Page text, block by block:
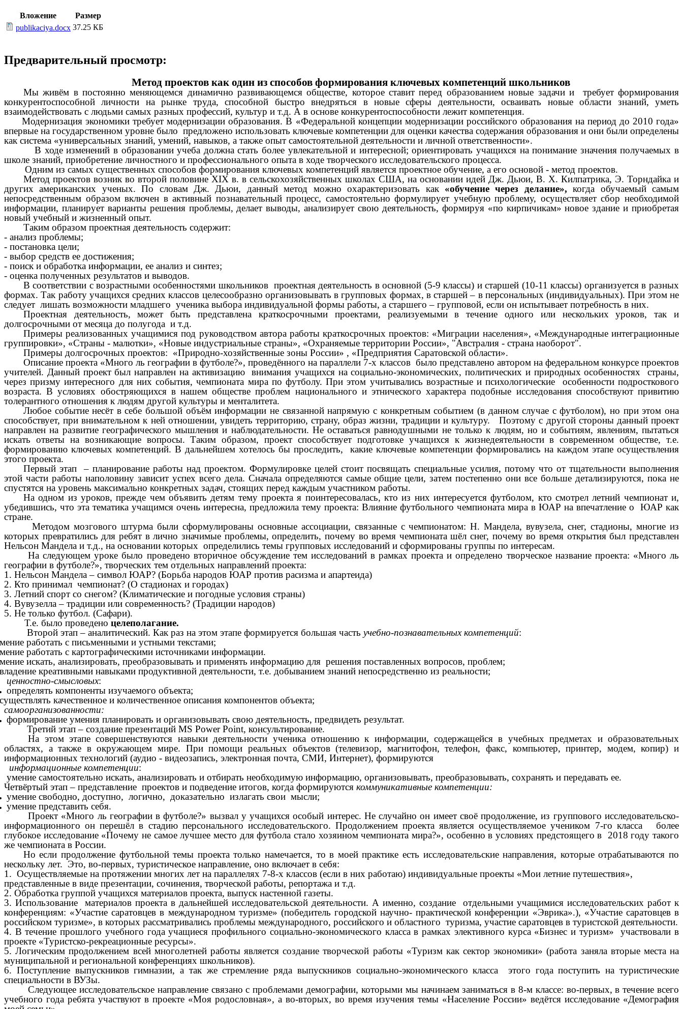
Вложение
Размер
publikaciya.docx 37.25 КБ
Предварительный просмотр:
Метод проектов как один из способов формирования ключевых компетенций школьников
Мы живём в постоянно меняющемся динамично развивающемся обществе, которое ставит перед образованием новые задачи и требует формирования
конкурентоспособной личности на рынке труда, способной быстро внедряться в новые сферы деятельности, осваивать новые области знаний, уметь
взаимодействовать с людьми самых разных профессий, культур и т.д. А в основе конкурентоспособности лежит компетенция.
Модернизация экономики требует модернизации образования.В «Федеральной концепции модернизации российского образования на период до 2010 года»
впервые на государственном уровне было предложено использовать ключевые компетенции для оценки качества содержания образования и они были определены
как система «универсальных знаний, умений, навыков, а также опыт самостоятельной деятельности и личной ответственности».
ходе изменений в образовании учеба должна стать более увлекательной и интересной; ориентировать учащихся на понимание значения получаемых в
школе знаний, приобретение личностного и профессионального опыта в ходе творческого исследовательского процесса.
Одним из самых существенных способов формирования ключевых компетенций является проектное обучение, а его основой - метод проектов.
Метод проектов возник во второй половине XIX в. в сельскохозяйственных школах США, на основании идей Дж. Дьюи, В. Х. Килпатрика, Э. Торндайка и
других американских ученых. По словам Дж. Дьюи, данный метод можно охарактеризовать как «обучение через делание», когда обучаемый самым
непосредственным образом включен в активный познавательный процесс, самостоятельно формулирует учебную проблему, осуществляет сбор необходимой
информации, планирует варианты решения проблемы, делает выводы, анализирует свою деятельность, формируя «по кирпичикам» новое здание и приобретая
новый учебный и жизненный опыт.
Таким образом проектная деятельность содержит:
- анализ проблемы;
- постановка цели;
- выбор средств ее достижения;
- поиск и обработка информации, ее анализ и синтез;
- оценка полученных результатов и выводов.
В соответствии с возрастными особенностями школьников проектная деятельность в основной (5-9 классы) и старшей (10-11 классы) организуется в разных
формах. Так работу учащихся средних классов целесообразно организовывать в групповых формах, в старшей – в персональных (индивидуальных). При этом не
следует лишать возможности младшего ученика выбора индивидуальной формы работы, а старшего – групповой, если он испытывает потребность в них.
Проектная деятельность, может быть представлена краткосрочными проектами, реализуемыми в течение одного или нескольких уроков, так и
долгосрочными от месяца до полугода и т.д.
Примеры реализованных учащимися под руководством автора работы краткосрочных проектов: «Миграции населения», «Международные интеграционные
группировки», «Страны - малютки», «Новые индустриальные страны», «Охраняемые территории России», "Австралия - страна наоборот".
Примеры долгосрочных проектов: «Природно-хозяйственные зоны России» , «Предприятия Саратовской области».
Описание проекта «Много ль географии в футболе?», проведённого на параллели 7-х классов было представлено автором на федеральном конкурсе проектов
учителей. Данный проект был направлен на активизацию внимания учащихся на социально-экономических, политических и природных особенностях страны,
через призму интересного для них события, чемпионата мира по футболу. При этом учитывались возрастные и психологические особенности подросткового
возраста. В условиях обостряющихся в нашем обществе проблем национального и этнического характера подобные исследования способствуют привитию
толерантного отношения к людям другой культуры и менталитета.
Любое событие несёт в себе большой объём информации не связанной напрямую с конкретным событием (в данном случае с футболом), но при этом она
способствует, при внимательном к ней отношении, увидеть территорию, страну, образ жизни, традиции и культуру. Поэтому с другой стороны данный проект
направлен на развитие географического мышления и наблюдательности. Не оставаться равнодушными не только к людям, но и событиям, явлениям, пытаться
искать ответы на возникающие вопросы. Таким образом, проект способствует подготовке учащихся к жизнедеятельности в современном обществе, т.е.
формированию ключевых компетенций. В дальнейшем хотелось бы проследить, какие ключевые компетенции формировались на каждом этапе осуществления
этого проекта.
Первый этап – планирование работы над проектом. Формулировке целей стоит посвящать специальные усилия, потому что от тщательности выполнения
этой части работы наполовину зависит успех всего дела. Сначала определяются самые общие цели, затем постепенно они все больше детализируются, пока не
спустятся на уровень максимально конкретных задач, стоящих перед каждым участником работы.
На одном из уроков, прежде чем объявить детям тему проекта я поинтересовалась, кто из них интересуется футболом, кто смотрел летний чемпионат и,
убедившись, что эта тематика учащимся очень интересна, предложила тему проекта: Влияние футбольного чемпионата мира в ЮАР на впечатление о ЮАР как
стране.
Методом мозгового штурма были сформулированы основные ассоциации, связанные с чемпионатом: Н. Мандела, вувузела, снег, стадионы, многие из
которых превратились для ребят в лично значимые проблемы, определить, почему во время чемпионата шёл снег, почему во время открытия был представлен
Нельсон Мандела и т.д., на основании которых определились темы групповых исследований и сформированы группы по интересам.
На следующем уроке было проведено вторичное обсуждение тем исследований в рамках проекта и определено творческое название проекта: «Много ль
географии в футболе?», творческих тем отдельных направлений проекта:
1. Нельсон Мандела – символ ЮАР? (Борьба народов ЮАР против расизма и апартеида)
2. Кто принимал чемпионат? (О стадионах и городах)
3. Летний спорт со снегом? (Климатические и погодные условия страны)
4. Вувузелла – традиции или современность? (Традиции народов)
5. Не только футбол. (Сафари).
Т.е. было проведено целеполагание.
Второй этап – аналитический. Как раз на этом этапе формируется большая часть учебно-познавательных компетенций:
работать с письменными и устными текстами;
работать с картографическими источниками информации.
искать, анализировать, преобразовывать и применять информацию для решения поставленных вопросов, проблем;
креативными навыками продуктивной деятельности, т.е. добыванием знаний непосредственно из реальности;
ценностно-смысловых:
определять компоненты изучаемого объекта;
качественное и количественное описания компонентов объекта;
самоорганизованности:
формирование умения планировать и организовывать свою деятельность, предвидеть результат.
Третий этап – создание презентаций МS Power Point, консультирование.
На этом этапе совершенствуются навыки деятельности ученика отношению к информации, содержащейся в учебных предметах и образовательных
областях, а также в окружающем мире. При помощи реальных объектов (телевизор, магнитофон, телефон, факс, компьютер, принтер, модем, копир) и
информационных технологий (аудио - видеозапись, электронная почта, СМИ, Интернет), формируются
информационные компетенции:
умение самостоятельно искать, анализировать и отбирать необходимую информацию, организовывать, преобразовывать, сохранять и передавать ее.
Четвёртый этап – представление проектов и подведение итогов, когда формируются коммуникативные компетенции:
умение свободно, доступно, логично, доказательно излагать свои мысли;
умение представить себя.
Проект «Много ль географии в футболе?» вызвал у учащихся особый интерес. Не случайно он имеет своё продолжение, из группового исследовательско-
информационного он перешёл в стадию персонального исследовательского. Продолжением проекта является осуществляемое учеником 7-го класса более
глубокое исследование «Почему не самое лучшее место для футбола стало хозяином чемпионата мира?», особенно в условиях предстоящего в 2018 году такого
же чемпионата в России.
Но если продолжение футбольной темы проекта только намечается, то в моей практике есть исследовательские направления, которые отрабатываются по
нескольку лет. Это, во-первых, туристическое направление, оно включает в себя:
1. Осуществляемые на протяжении многих лет на параллелях 7-8-х классов (если в них работаю) индивидуальные проекты «Мои летние путешествия»,
представленные в виде презентации, сочинения, творческой работы, репортажа и т.д.
2. Обработка группой учащихся материалов проекта, выпуск настенной газеты.
3. Использование материалов проекта в дальнейшей исследовательской деятельности. А именно, создание отдельными учащимися исследовательских работ к
конференциям: «Участие саратовцев в международном туризме» (победитель городской научно- практической конференции «Эврика».), «Участие саратовцев в
российском туризме», в которых рассматривались проблемы международного, российского и областного туризма, участие саратовцев в туристской деятельности.
4. В течение прошлого учебного года учащиеся профильного социально-экономического класса в рамках элективного курса «Бизнес и туризм» участвовали в
проекте «Туристско-рекреационные ресурсы».
5. Логическим продолжением всей многолетней работы является создание творческой работы «Туризм как сектор экономики» (работа заняла вторые места на
муниципальной и региональной конференциях школьников).
6. Поступление выпускников гимназии, а так же стремление ряда выпускников социально-экономического класса этого года поступить на туристические
специальности в ВУЗы.
Следующее исследовательское направление связано с проблемами демографии, которыми мы начинаем заниматься в 8-м классе: во-первых, в течение всего
учебного года ребята участвуют в проекте «Моя родословная», а во-вторых, во время изучения темы «Население России» ведётся исследование «Демография